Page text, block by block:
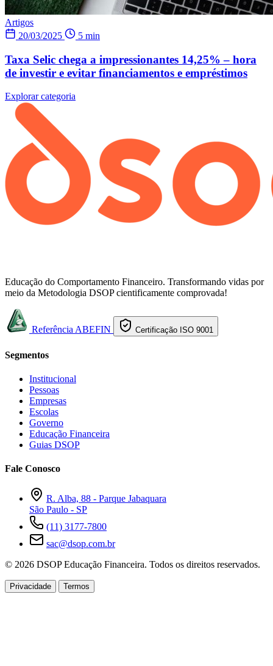
Artigos
20/03/2025
5 min
Taxa Selic chega a impressionantes 14,25% – hora
de investir e evitar financiamentos e empréstimos
Explorar categoria
Educação do Comportamento Financeiro. Transformando vidas por
meio da Metodologia DSOP cientificamente comprovada!
Referência ABEFIN Certificação ISO 9001
Segmentos
Institucional
Pessoas
Empresas
Escolas
Governo
Educação Financeira
Guias DSOP
Fale Conosco
R. Alba, 88 - Parque Jabaquara
São Paulo - SP
(11) 3177-7800
sac@dsop.com.br
© 2026 DSOP Educação Financeira. Todos os direitos reservados.
Privacidade Termos